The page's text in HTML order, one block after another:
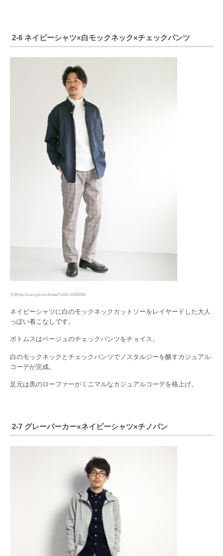
2-6 ネイビーシャツ×白モックネック×チェックパンツ
出典http://zozo.jp/coordinate/?cdid=13066560
ネイビーシャツに白のモックネックカットソーをレイヤードした大人
っぽい着こなしです。
ボトムスはベージュのチェックパンツをチョイス。
白のモックネックとチェックパンツでノスタルジーを醸すカジュアル
コーデが完成。
足元は黒のローファーがミニマルなカジュアルコーデを格上げ。
2-7 グレーパーカー×ネイビーシャツ×チノパン